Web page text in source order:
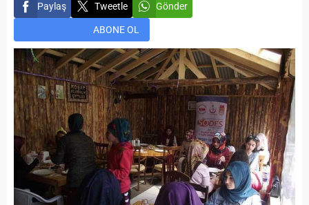
Paylaş Tweetle Gönder
ABONE OL